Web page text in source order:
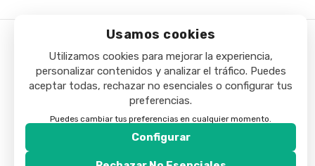
Usamos cookies
Utilizamos cookies para mejorar la experiencia,
personalizar contenidos y analizar el tráfico. Puedes
aceptar todas, rechazar no esenciales o configurar tus
preferencias.
Puedes cambiar tus preferencias en cualquier momento.
Configurar
Copyright © 2025 - Minibar24h.com. Todos los derechos
reservados.